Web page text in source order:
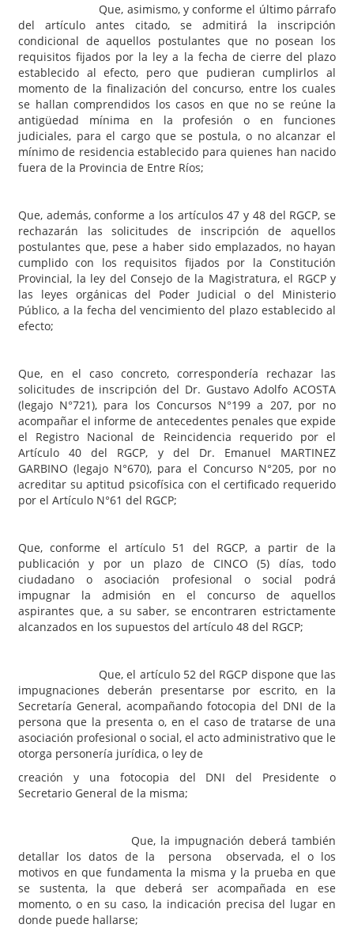
Que, asimismo, y conforme el último párrafo
del artículo antes citado, se admitirá la inscripción
condicional de aquellos postulantes que no posean los
requisitos fijados por la ley a la fecha de cierre del plazo
establecido al efecto, pero que pudieran cumplirlos al
momento de la finalización del concurso, entre los cuales
se hallan comprendidos los casos en que no se reúne la
antigüedad mínima en la profesión o en funciones
judiciales, para el cargo que se postula, o no alcanzar el
mínimo de residencia establecido para quienes han nacido
fuera de la Provincia de Entre Ríos;
Que, además, conforme a los artículos 47 y 48 del RGCP, se
rechazarán las solicitudes de inscripción de aquellos
postulantes que, pese a haber sido emplazados, no hayan
cumplido con los requisitos fijados por la Constitución
Provincial, la ley del Consejo de la Magistratura, el RGCP y
las leyes orgánicas del Poder Judicial o del Ministerio
Público, a la fecha del vencimiento del plazo establecido al
efecto;
Que, en el caso concreto, correspondería rechazar las
solicitudes de inscripción del Dr. Gustavo Adolfo ACOSTA
(legajo N°721), para los Concursos N°199 a 207, por no
acompañar el informe de antecedentes penales que expide
el Registro Nacional de Reincidencia requerido por el
Artículo 40 del RGCP, y del Dr. Emanuel MARTINEZ
GARBINO (legajo N°670), para el Concurso N°205, por no
acreditar su aptitud psicofísica con el certificado requerido
por el Artículo N°61 del RGCP;
Que, conforme el artículo 51 del RGCP, a partir de la
publicación y por un plazo de CINCO (5) días, todo
ciudadano o asociación profesional o social podrá
impugnar la admisión en el concurso de aquellos
aspirantes que, a su saber, se encontraren estrictamente
alcanzados en los supuestos del artículo 48 del RGCP;
Que, el artículo 52 del RGCP dispone que las
impugnaciones deberán presentarse por escrito, en la
Secretaría General, acompañando fotocopia del DNI de la
persona que la presenta o, en el caso de tratarse de una
asociación profesional o social, el acto administrativo que le
otorga personería jurídica, o ley de
creación y una fotocopia del DNI del Presidente o
Secretario General de la misma;
Que, la impugnación deberá también
detallar los datos de la persona observada, el o los
motivos en que fundamenta la misma y la prueba en que
se sustenta, la que deberá ser acompañada en ese
momento, o en su caso, la indicación precisa del lugar en
donde puede hallarse;